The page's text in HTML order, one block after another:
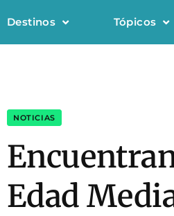
Destinos Tópicos
NOTICIAS
Edad